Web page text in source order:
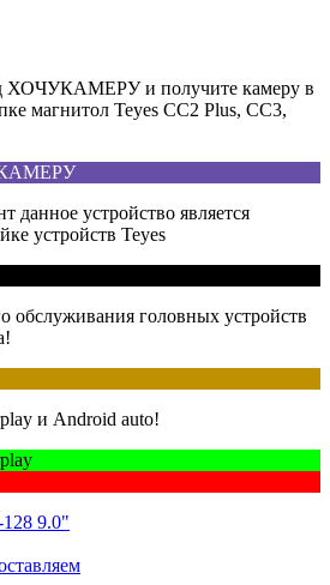
ХОЧУКАМЕРУ и получите камеру в
магнитол Teyes CC2 Plus, CC3,
данное устройство является
устройств Teyes
обслуживания головных устройств
и Android auto!
9.0"